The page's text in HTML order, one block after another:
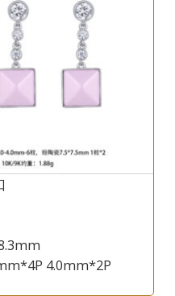
4.0mm*2P